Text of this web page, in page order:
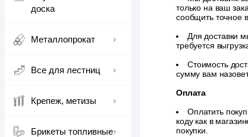
доска
Металлопрокат
Все для лестниц
Крепеж, метизы
Брикеты топливные
только на ваш
сообщить точное
Для доставки
требуется
Стоимость
сумму вам
Оплата
Оплатить
коду как в
покупки.